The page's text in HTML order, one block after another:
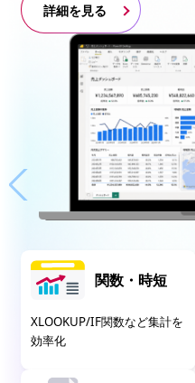
詳細を見る
関数・時短
XLOOKUP/IF関数など集計を
効率化